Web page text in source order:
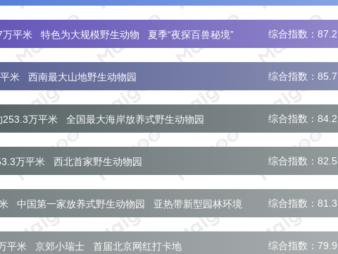
猎豹赛跑 特色“猩空漫步”丰容 5A景区
课堂 4A景区
平米 特色为大规模野生动物 夏季“夜探百兽秘境”
4A景区
综合指数：87.2
米 西南最大山地野生动物园 综合指数：85.7
253.3万平米 全国最大海岸放养式野生动物园 综合指数：84.2
万平米 西北首家野生动物园
区
综合指数：82.5
中国第一家放养式野生动物园 亚热带新型园林环境 综合指数：81.3
平米 京郊小瑞士 首届北京网红打卡地 综合指数：79.9